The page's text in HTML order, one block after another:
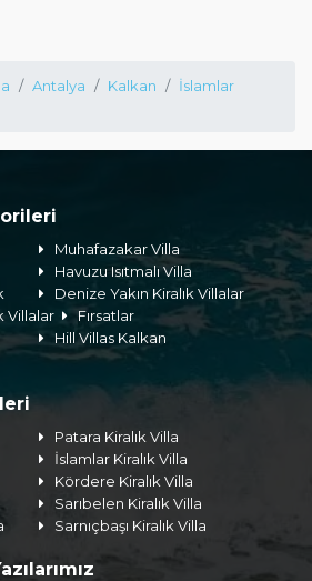
Antalya Kalkan
İslamlar
Muhafazakar Villa
Havuzu Isıtmalı Villa
Denize Yakın Kiralık Villalar
Villalar
Fırsatlar
Hill Villas Kalkan
Patara Kiralık Villa
İslamlar Kiralık Villa
Kördere Kiralık Villa
Sarıbelen Kiralık Villa
Sarnıçbaşı Kiralık Villa